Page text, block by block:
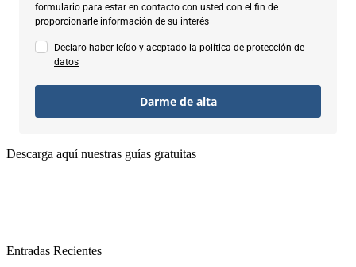
formulario para estar en contacto con usted con el fin de
proporcionarle información de su interés
Declaro haber leído y aceptado la política de protección de
datos
Darme de alta
Descarga aquí nuestras guías gratuitas
Entradas Recientes